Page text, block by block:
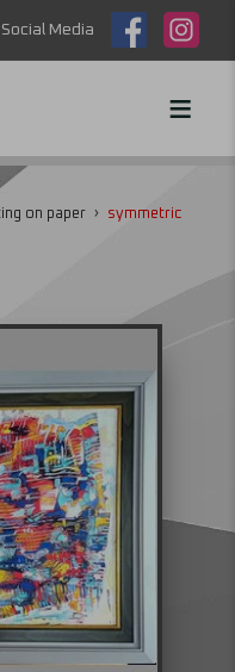
Media
on paper symmetric